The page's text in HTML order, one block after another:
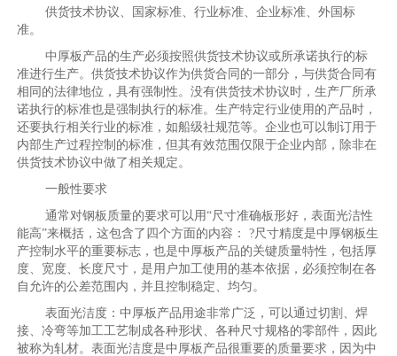
供货技术协议、国家标准、行业标准、企业标准、外国标
准。
中厚板产品的生产必须按照供货技术协议或所承诺执行的标
准进行生产。供货技术协议作为供货合同的一部分，与供货合同有
相同的法律地位，具有强制性。没有供货技术协议时，生产厂所承
诺执行的标准也是强制执行的标准。生产特定行业使用的产品时，
还要执行相关行业的标准，如船级社规范等。企业也可以制订用于
内部生产过程控制的标准，但其有效范围仅限于企业内部，除非在
供货技术协议中做了相关规定。
一般性要求
通常对钢板质量的要求可以用“尺寸准确板形好，表面光洁性
能高”来概括，这包含了四个方面的内容： ?尺寸精度是中厚钢板生
产控制水平的重要标志，也是中厚板产品的关键质量特性，包括厚
度、宽度、长度尺寸，是用户加工使用的基本依据，必须控制在各
自允许的公差范围内，并且控制稳定、均匀。
表面光洁度：中厚板产品用途非常广泛，可以通过切割、焊
接、冷弯等加工工艺制成各种形状、各种尺寸规格的零部件，因此
被称为轧材。表面光洁度是中厚板产品很重要的质量要求，因为中